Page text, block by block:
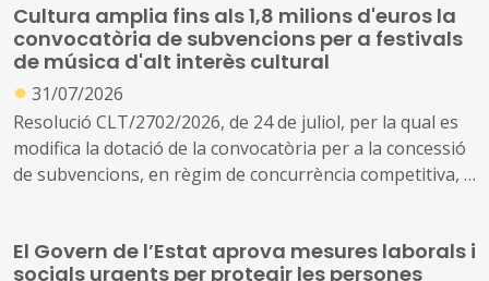
Cultura amplia fins als 1,8 milions d'euros la
convocatòria de subvencions per a festivals
de música d'alt interès cultural
● 31/07/2026
Resolució CLT/2702/2026, de 24 de juliol, per la qual es
modifica la dotació de la convocatòria per a la concessió
de subvencions, en règim de concurrència competitiva, a
El Govern de l’Estat aprova mesures laborals i
socials urgents per protegir les persones